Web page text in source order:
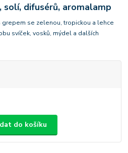
solí, difusérů, aromalamp
grepem se zelenou, tropickou a lehce
svíček, vosků, mýdel a dalších
do košíku